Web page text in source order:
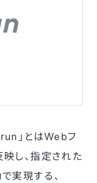
」とはWebフ
し、指定された
実現する、